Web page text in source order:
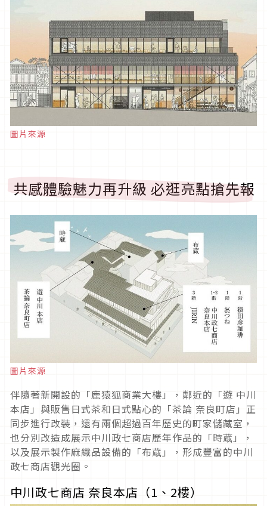
圖片來源
共感體驗魅力再升級 必逛亮點搶先報
圖片來源
伴隨著新開設的「鹿猿狐商業大樓」，鄰近的「遊 中川
本店」與販售日式茶和日式點心的「茶論 奈良町店」正
同步進行改裝，還有兩個超過百年歷史的町家儲藏室，
也分別改造成展示中川政七商店歷年作品的「時蔵」，
以及展示製作麻織品設備的「布蔵」，形成豐富的中川
政七商店觀光圈。
中川政七商店 奈良本店（1、2樓）